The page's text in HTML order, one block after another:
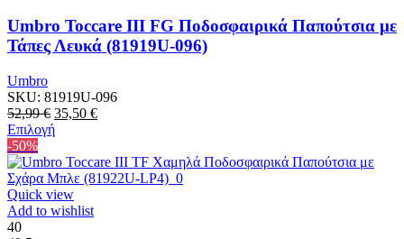
Umbro Toccare III FG Ποδοσφαιρικά Παπούτσια με
Τάπες Λευκά (81919U-096)
Umbro
SKU: 81919U-096
52,99€ Original
price
52,99 €.
35,50 €Η
είναι:
35,50 €.
ΕπιλογήΑυτό
προϊόν
έχει
πολλαπλές
παραλλαγές.
-50%
Quick view
Add to wishlist
40